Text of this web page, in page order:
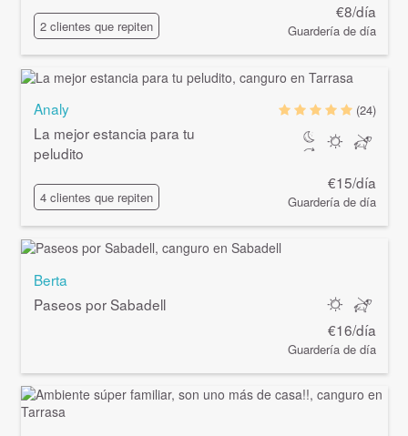
2 clientes que repiten
€8/día
Guardería de día
Analy
La mejor estancia para tu
peludito
4 clientes que repiten
(24)
€15/día
Guardería de día
Berta
Paseos por Sabadell
€16/día
Guardería de día